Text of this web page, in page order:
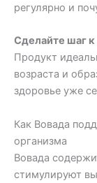
регулярно и
Сделайте шаг
Продукт
возраста и
здоровье уже
Как Вовада
организма
Вовада
стимулируют